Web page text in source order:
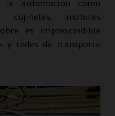
automoción como
cojinetes, motores
es imprescindible
y redes de transporte